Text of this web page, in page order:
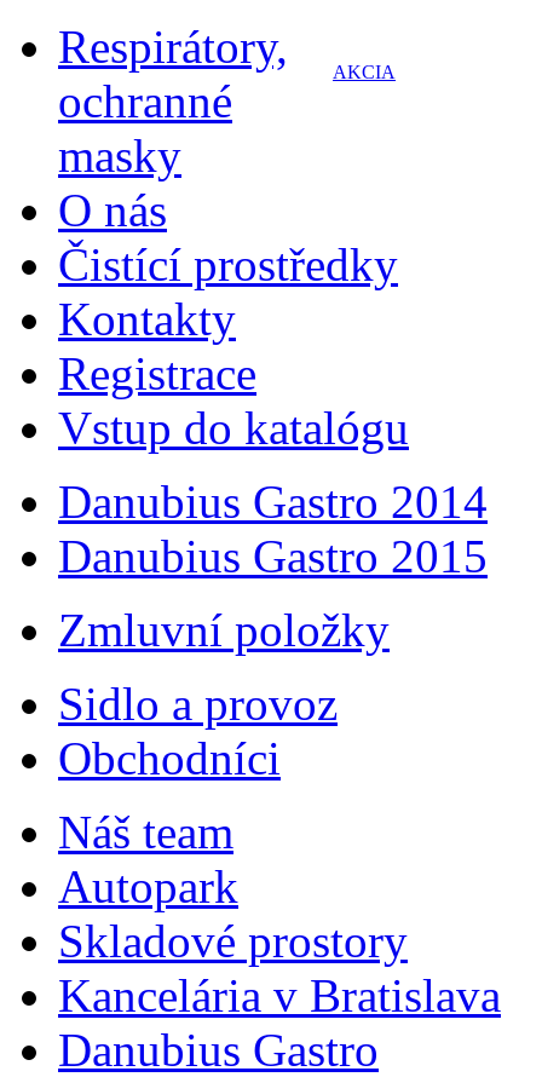
AKCIA
Respirátory,
ochranné
masky
O nás
Čistící prostředky
Kontakty
Registrace
Vstup do katalógu
Danubius Gastro 2014
Danubius Gastro 2015
Zmluvní položky
Sidlo a provoz
Obchodníci
Náš team
Autopark
Skladové prostory
Kancelária v Bratislava
Danubius Gastro